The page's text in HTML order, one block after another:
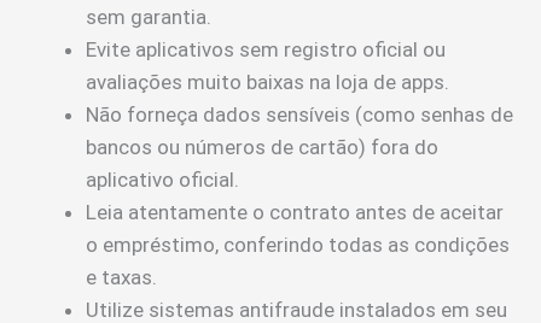
sem garantia.
Evite aplicativos sem registro oficial ou
avaliações muito baixas na loja de apps.
Não forneça dados sensíveis (como senhas de
bancos ou números de cartão) fora do
aplicativo oficial.
Leia atentamente o contrato antes de aceitar
o empréstimo, conferindo todas as condições
e taxas.
Utilize sistemas antifraude instalados em seu